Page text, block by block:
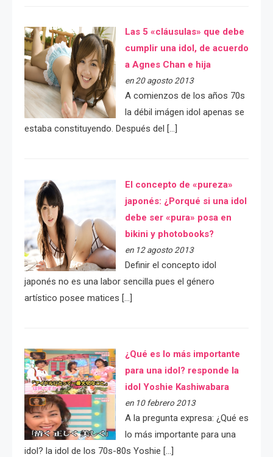
Las 5 «cláusulas» que debe
cumplir una idol, de acuerdo
a Agnes Chan e hija
en 20 agosto 2013
A comienzos de los años 70s
la débil imágen idol apenas se
estaba constituyendo. Después del […]
El concepto de «pureza»
japonés: ¿Porqué si una idol
debe ser «pura» posa en
bikini y photobooks?
en 12 agosto 2013
Definir el concepto idol
japonés no es una labor sencilla pues el género
artístico posee matices […]
¿Qué es lo más importante
para una idol? responde la
idol Yoshie Kashiwabara
en 10 febrero 2013
A la pregunta expresa: ¿Qué es
lo más importante para una
idol? la idol de los 70s-80s Yoshie […]